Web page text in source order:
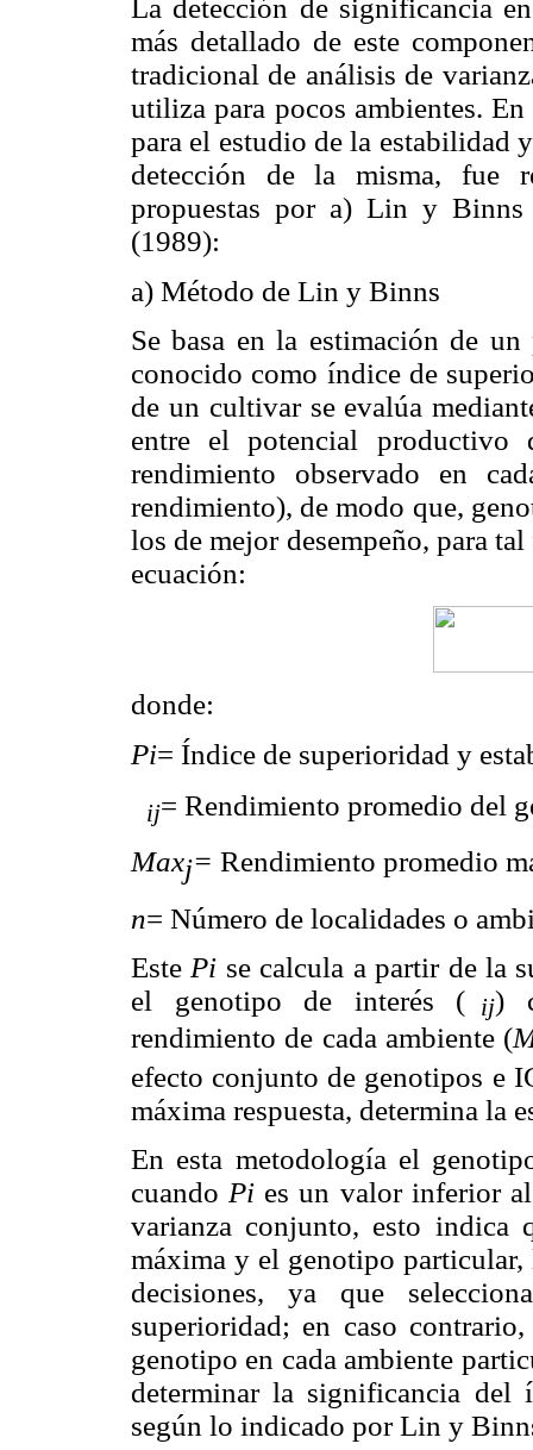
La detección de significancia
más detallado de este
tradicional de análisis de
utiliza para pocos ambientes.
para el estudio de la estabilidad
detección de la misma, fue
propuestas por a) Lin y
(1989):
a) Método de Lin y Binns
Se basa en la estimación de
conocido como índice de
de un cultivar se evalúa
entre el potencial
rendimiento observado en
rendimiento), de modo que,
los de mejor desempeño, para
ecuación:
donde:
Pi= Índice de superioridad y
ij= Rendimiento promedio del
Maxj= Rendimiento promedio
n= Número de localidades o
Este Pi se calcula a partir de la
el genotipo de interés (
ij)
rendimiento de cada ambiente (
efecto conjunto de genotipos e
máxima respuesta, determina la
En esta metodología el
cuando Pi es un valor inferior
varianza conjunto, esto indica
máxima y el genotipo
decisiones, ya que
superioridad; en caso
genotipo en cada ambiente
determinar la significancia del
según lo indicado por Lin y